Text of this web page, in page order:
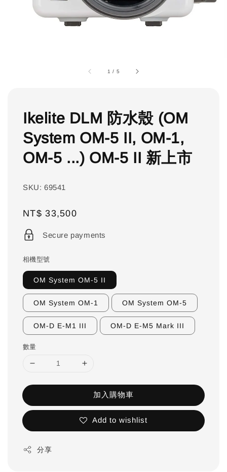
1 / 5
Ikelite DLM 防水殼 (OM
System OM-5 II, OM-1,
OM-5 ...) OM-5 II 新上市
SKU: 69541
Regular
price
NT$ 33,500
Secure payments
相機型號
OM System OM-5 II
OM System OM-1 OM System OM-5
OM-D E-M1 III OM-D E-M5 Mark III
數量
加入購物車
Add to wishlist
分享